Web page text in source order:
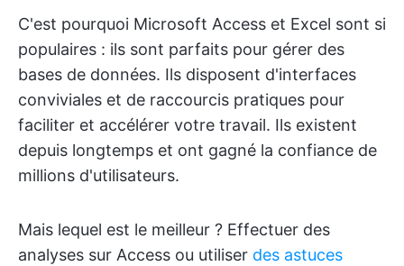
C'est pourquoi Microsoft Access et Excel sont si
populaires : ils sont parfaits pour gérer des
bases de données. Ils disposent d'interfaces
conviviales et de raccourcis pratiques pour
faciliter et accélérer votre travail. Ils existent
depuis longtemps et ont gagné la confiance de
millions d'utilisateurs.
Mais lequel est le meilleur ? Effectuer des
analyses sur Access ou utiliser des astuces